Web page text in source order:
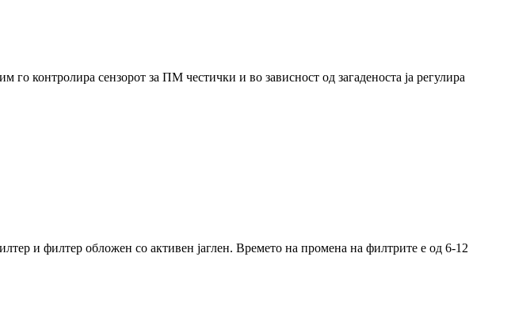
контролира сензорот за ПМ честички и во зависност од загаденоста ја регулира
и филтер обложен со активен јаглен. Времето на промена на филтрите е од 6-12